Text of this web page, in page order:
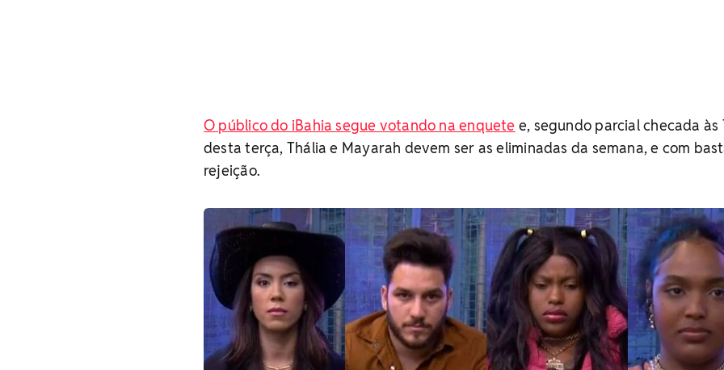
O público do iBahia segue votando na enquete e, segundo parcial checada às
desta terça, Thália e Mayarah devem ser as eliminadas da semana, e com
rejeição.